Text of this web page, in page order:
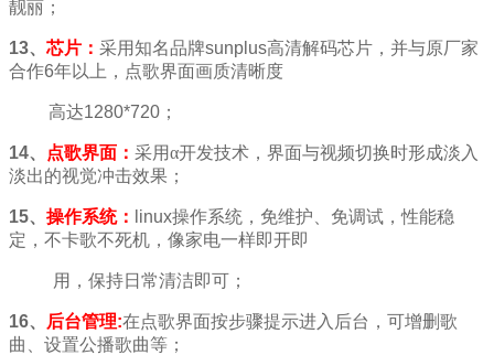
靓丽；
13、 芯片： 采用知名品牌sunplus高清解码芯片，并与原厂家
合作6年以上，点歌界面画质清晰度
高达1280*720 ；
14、 点歌界面： 采用α开发技术，界面与视频切换时形成淡入
淡出的视觉冲击效果；
15、 操作系统： linux操作系统，免维护、免调试，性能稳
定，不卡歌不死机，像家电一样即开即
用，保持日常清洁即可；
16、 后台管理:在点歌界面按步骤提示进入后台，可增删歌
曲、设置公播歌曲等；